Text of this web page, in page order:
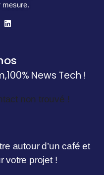
mesure.
100% News Tech !
non trouvé !
autour d’un café et
votre projet !